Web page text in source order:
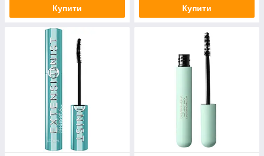
Купити Купити